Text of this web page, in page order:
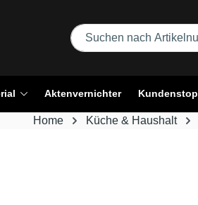
Aktenvernichter
Home Küche & Haushalt